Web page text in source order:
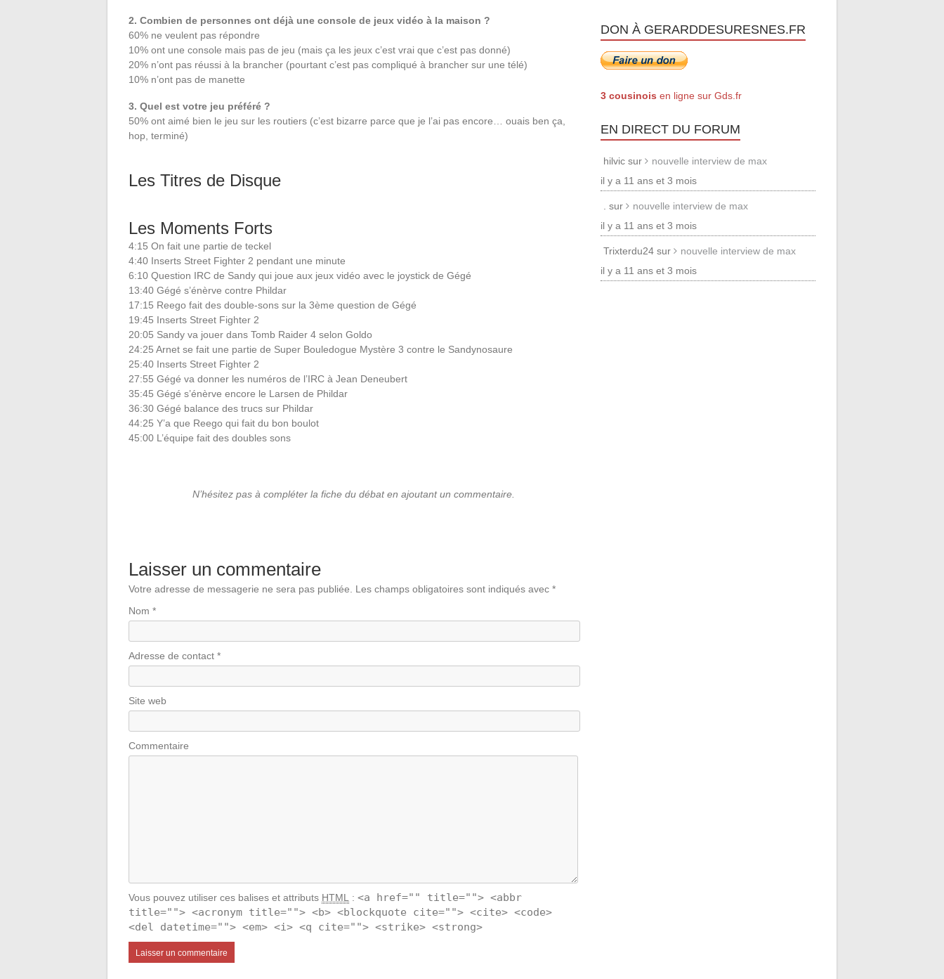
2. Combien de personnes ont déjà une console de jeux vidéo à la maison ?
60% ne veulent pas répondre
10% ont une console mais pas de jeu (mais ça les jeux c’est vrai que c’est pas donné)
20% n’ont pas réussi à la brancher (pourtant c’est pas compliqué à brancher sur une télé)
10% n’ont pas de manette
3. Quel est votre jeu préféré ?
50% ont aimé bien le jeu sur les routiers (c’est bizarre parce que je l’ai pas encore… ouais ben ça,
hop, terminé)
Les Titres de Disque
Les Moments Forts
4:15 On fait une partie de teckel
4:40 Inserts Street Fighter 2 pendant une minute
6:10 Question IRC de Sandy qui joue aux jeux vidéo avec le joystick de Gégé
13:40 Gégé s’énèrve contre Phildar
17:15 Reego fait des double-sons sur la 3ème question de Gégé
19:45 Inserts Street Fighter 2
20:05 Sandy va jouer dans Tomb Raider 4 selon Goldo
24:25 Arnet se fait une partie de Super Bouledogue Mystère 3 contre le Sandynosaure
25:40 Inserts Street Fighter 2
27:55 Gégé va donner les numéros de l’IRC à Jean Deneubert
35:45 Gégé s’énèrve encore le Larsen de Phildar
36:30 Gégé balance des trucs sur Phildar
44:25 Y’a que Reego qui fait du bon boulot
45:00 L’équipe fait des doubles sons
N’hésitez pas à compléter la fiche du débat en ajoutant un commentaire.
Laisser un commentaire
Votre adresse de messagerie ne sera pas publiée. Les champs obligatoires sont indiqués avec *
Nom *
Adresse de contact *
Site web
Commentaire
Vous pouvez utiliser ces balises et attributs HTML : <a href="" title=""> <abbr
title=""> <acronym title=""> <b> <blockquote cite=""> <cite> <code>
<del datetime=""> <em> <i> <q cite=""> <strike> <strong>
DON À GERARDDESURESNES.FR
3 cousinois en ligne sur Gds.fr
EN DIRECT DU FORUM
hilvic sur
nouvelle interview de max
il y a 11 ans et 3 mois
. sur
nouvelle interview de max
il y a 11 ans et 3 mois
Trixterdu24 sur
nouvelle interview de max
il y a 11 ans et 3 mois